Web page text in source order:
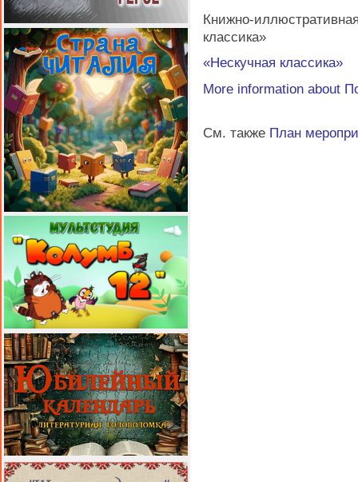
Книжно-
классика»
«Нескучная классика»
More information about
См. также План